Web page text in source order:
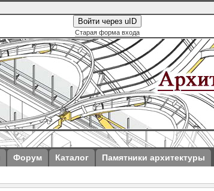
Войти через uID
Старая форма входа
Форум Каталог Памятники архитектуры